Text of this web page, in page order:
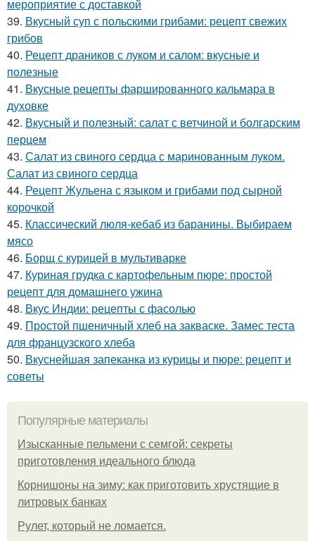
мероприятие с доставкой
39. Вкусный суп с польскими грибами: рецепт свежих
грибов
40. Рецепт драников с луком и салом: вкусные и
полезные
41. Вкусные рецепты фаршированного кальмара в
духовке
42. Вкусный и полезный: салат с ветчиной и болгарским
перцем
43. Салат из свиного сердца с маринованным луком.
Салат из свиного сердца
44. Рецепт Жульена с языком и грибами под сырной
корочкой
45. Классический люля-кебаб из баранины. Выбираем
мясо
46. Борщ с курицей в мультиварке
47. Куриная грудка с картофельным пюре: простой
рецепт для домашнего ужина
48. Вкус Индии: рецепты с фасолью
49. Простой пшеничный хлеб на закваске. Замес теста
для французского хлеба
50. Вкуснейшая запеканка из курицы и пюре: рецепт и
советы
Популярные материалы
Изысканные пельмени с семгой: секреты
приготовления идеального блюда
Корнишоны на зиму: как приготовить хрустящие в
литровых банках
Рулет, который не ломается.